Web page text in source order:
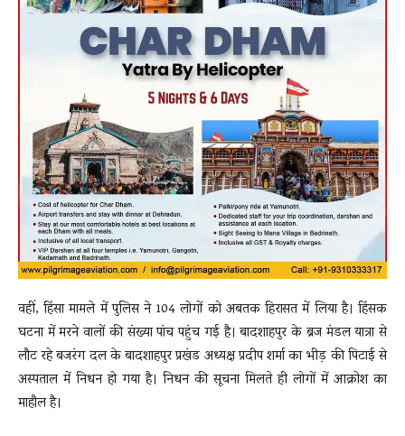
वहीं, हिंसा मामले में पुलिस ने 104 लोगों को अबतक हिरासत में लिया है। हिंसक
घटना में मरने वालों की संख्या पांच पहुंच गई है। बादशाहपुर के ब्रज मंडल यात्रा से
लौट रहे बजरंग दल के बादशाहपुर प्रखंड अध्यक्ष प्रदीप शर्मा का भीड़ की पिटाई से
अस्पताल में निधन हो गया है। निधन की सूचना मिलते ही लोगों में आक्रोश का
माहौल है।